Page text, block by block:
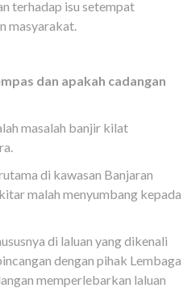
terhadap isu setempat
masyarakat.
dan apakah cadangan
masalah banjir kilat
di kawasan Banjaran
malah menyumbang kepada
di laluan yang dikenali
dengan pihak Lembaga
memperlebarkan laluan